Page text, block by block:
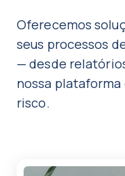
Oferecemos
seus processos
— desde
nossa plataforma
risco.